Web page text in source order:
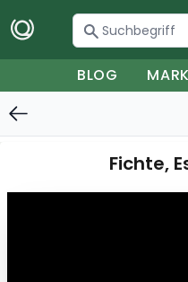
BLOG
Fichte,